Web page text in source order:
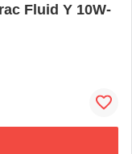
Fluid Y 10W-